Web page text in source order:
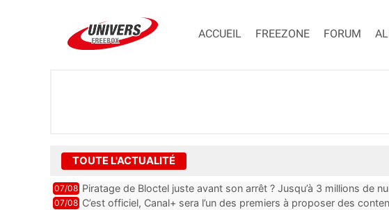
ACCUEIL FREEZONE FORUM
TOUTE L'ACTUALITÉ
07/08 Piratage de Bloctel juste avant son arrêt ? Jusqu’à 3 millions de
auraient fuité
07/08 C’est officiel, Canal+ sera l’un des premiers à proposer des